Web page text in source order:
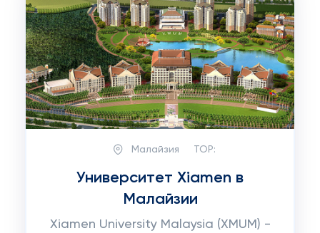
Малайзия TOP:
Университет Xiamen в
Малайзии
Xiamen University Malaysia (XMUM) -